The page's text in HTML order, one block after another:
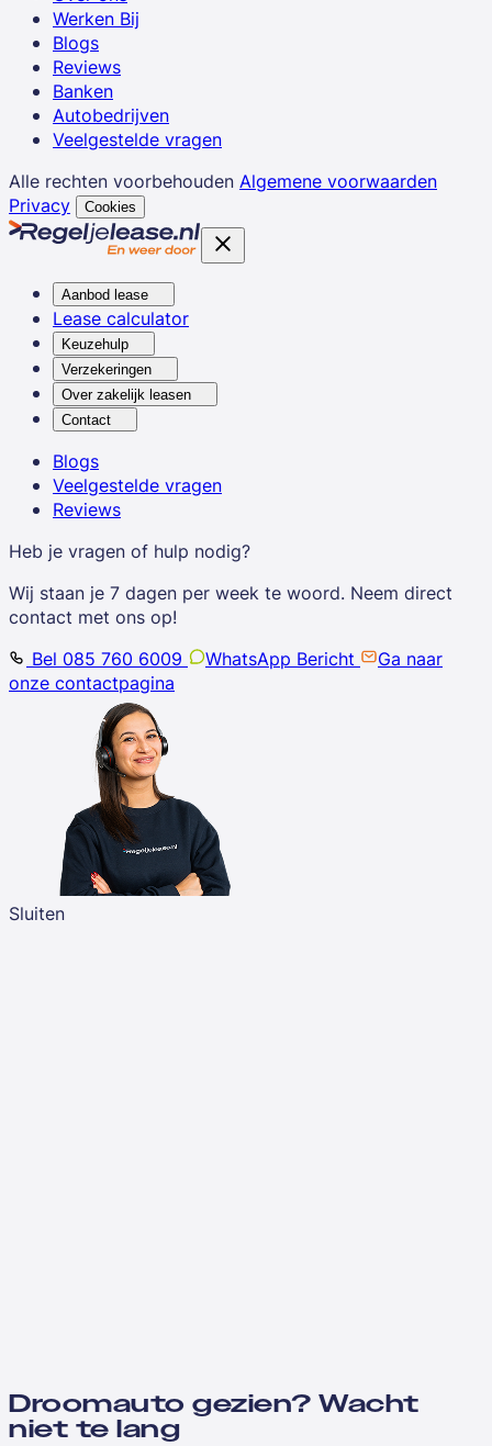
Werken Bij
Blogs
Reviews
Banken
Autobedrijven
Veelgestelde vragen
Alle rechten voorbehouden Algemene voorwaarden
Privacy
Cookies
Aanbod lease
Lease calculator
Keuzehulp
Verzekeringen
Over zakelijk leasen
Contact
Blogs
Veelgestelde vragen
Reviews
Heb je vragen of hulp nodig?
Wij staan je 7 dagen per week te woord. Neem direct
contact met ons op!
Bel 085 760 6009
WhatsApp Bericht
Ga naar
onze contactpagina
Sluiten
Droomauto gezien? Wacht
niet te lang